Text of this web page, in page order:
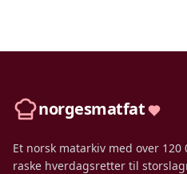
norgesmatfat
Et norsk matarkiv med over
raske hverdagsretter til